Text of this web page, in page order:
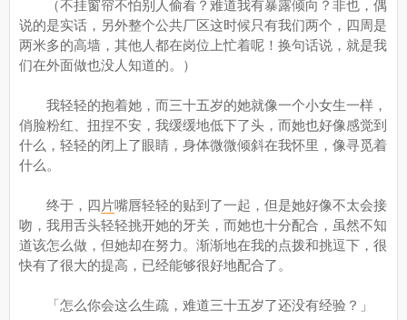
（不挂窗帘不怕别人偷看？难道我有暴露倾向？非也，偶
说的是实话，另外整个公共厂区这时候只有我们两个，四周是
两米多的高墙，其他人都在岗位上忙着呢！换句话说，就是我
们在外面做也没人知道的。）
我轻轻的抱着她，而三十五岁的她就像一个小女生一样，
俏脸粉红、扭捏不安，我缓缓地低下了头，而她也好像感觉到
什么，轻轻的闭上了眼睛，身体微微倾斜在我怀里，像寻觅着
什么。
终于，四 片嘴唇轻轻的贴到了一起，但是她好像不太会接
吻，我用舌头轻轻挑开她的牙关，而她也十分配合，虽然不知
道该怎么做，但她却在努力。渐渐地在我的点拨和挑逗下，很
快有了很大的提高，已经能够很好地配合了。
「怎么你会这么生疏，难道三十五岁了还没有经验？」